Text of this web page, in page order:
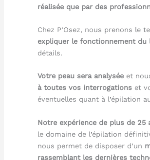
réalisée que par des
Chez P’Osez, nous prenons le
expliquer le fonctionnement du
détails.
Votre peau sera analysée et
à toutes vos interrogations et
éventuelles quant à l’épilation
Notre expérience de plus de 25
le domaine de l’épilation
nous permet de disposer d’un
rassemblant les dernières